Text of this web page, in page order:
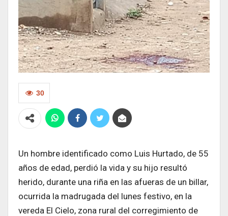
30
Un hombre identificado como Luis Hurtado, de 55
años de edad, perdió la vida y su hijo resultó
herido, durante una riña en las afueras de un billar,
ocurrida la madrugada del lunes festivo, en la
vereda El Cielo, zona rural del corregimiento de